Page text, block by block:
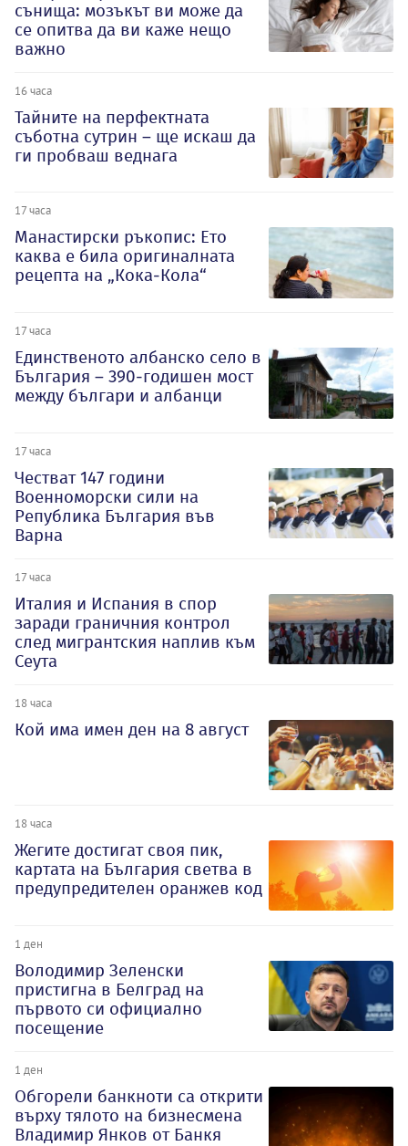
сънища: мозъкът ви може да
се опитва да ви каже нещо
важно
16 часа
Тайните на перфектната
съботна сутрин – ще искаш да
ги пробваш веднага
17 часа
Манастирски ръкопис: Ето
каква е била оригиналната
рецепта на „Кока-Кола“
17 часа
Единственото албанско село в
България – 390-годишен мост
между българи и албанци
17 часа
Честват 147 години
Военноморски сили на
Република България във
Варна
17 часа
Италия и Испания в спор
заради граничния контрол
след мигрантския наплив към
Сеута
18 часа
Кой има имен ден на 8 август
18 часа
Жегите достигат своя пик,
картата на България светва в
предупредителен оранжев код
1 ден
Володимир Зеленски
пристигна в Белград на
първото си официално
посещение
1 ден
Обгорели банкноти са открити
върху тялото на бизнесмена
Владимир Янков от Банкя